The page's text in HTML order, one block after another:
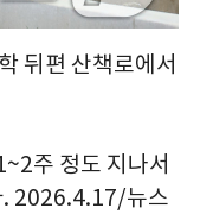
뒤편 산책로에서
주 정도 지나서
. 2026.4.17/뉴스